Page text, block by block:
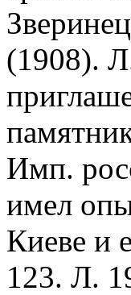
(1908).
Имп.
имел
Киеве и
123. Л.